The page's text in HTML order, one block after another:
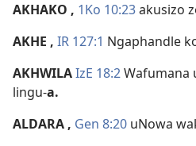
AKHAKO , 1Ko 10:23akusizo
AKHE , IR 127:1 Ngaphandle
AKHWILAIzE 18:2Wafumana
lingu-a.
ALDARA , Gen 8:20 uNowa